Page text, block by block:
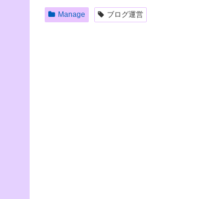
Manage ブログ運営